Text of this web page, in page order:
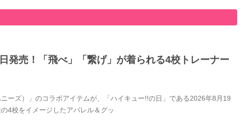
発売！「飛べ」「繋げ」が着られる4校トレーナー
ーズ）」のコラボアイテムが、「ハイキュー!!の日」である2026年8月19
4校をイメージしたアパレル＆グッ